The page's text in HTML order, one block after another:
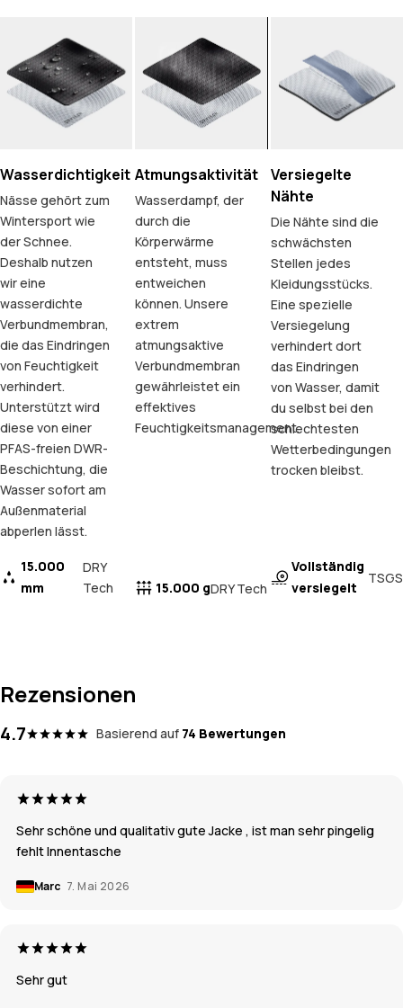
Wasserdichtigkeit
Nässe gehört zum
Wintersport wie
der Schnee.
Deshalb nutzen
wir eine
wasserdichte
Verbundmembran,
die das Eindringen
von Feuchtigkeit
verhindert.
Unterstützt wird
diese von einer
PFAS-freien DWR-
Beschichtung, die
Wasser sofort am
Außenmaterial
abperlen lässt.
15.000
mm
DRY
Tech
Atmungsaktivität
Wasserdampf, der
durch die
Körperwärme
entsteht, muss
entweichen
können. Unsere
extrem
atmungsaktive
Verbundmembran
gewährleistet ein
effektives
Feuchtigkeitsmanagement.
15.000 gDRY Tech
Versiegelte
Nähte
Die Nähte sind die
schwächsten
Stellen jedes
Kleidungsstücks.
Eine spezielle
Versiegelung
verhindert dort
das Eindringen
von Wasser, damit
du selbst bei den
schlechtesten
Wetterbedingungen
trocken bleibst.
Vollständig
versiegelt
TSGS
Rezensionen
4.7 Basierend auf 74 Bewertungen
Sehr schöne und qualitativ gute Jacke , ist man sehr pingelig
fehlt Innentasche
Marc 7. Mai 2026
Sehr gut